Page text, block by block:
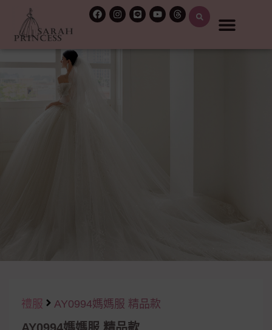
禮服 AY0994媽媽服 精品款